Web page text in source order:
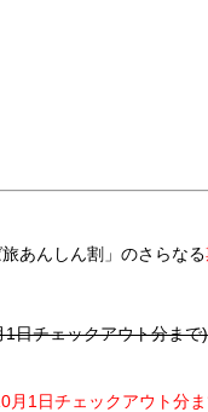
あんしん割」のさらなる
日チェックアウト分まで)
月1日チェックアウト分